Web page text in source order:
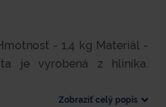
- 1,4 kg Materiál -
je vyrobená z hliníka.
Zobraziť celý popis